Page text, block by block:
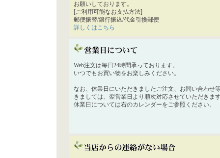
お願いしております。
[ご利用可能なお支払方法]
郵便振替/銀行振込/代金引換郵便
詳しくはこちら
Web注文は毎日24時間承っております。
いつでもお買い物をお楽しみください。
なお、休業日にいただきましたご注文、お問い合わせ
きましては、翌営業日より順次対応させていただきま
休業日については右のカレンダーをご参照ください。